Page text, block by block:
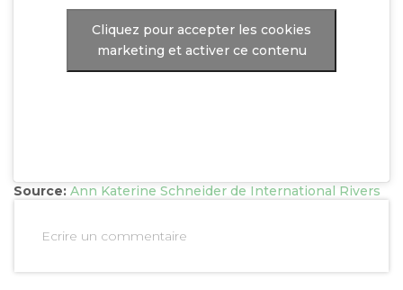
Cliquez pour accepter les cookies
marketing et activer ce contenu
Source: Ann Katerine Schneider de International Rivers
Ecrire un commentaire